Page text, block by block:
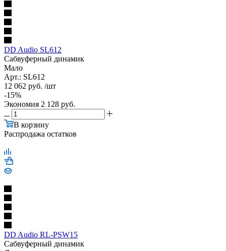
DD Audio SL612
Сабвуферный динамик
Мало
Арт.: SL612
12 062 руб. /шт
-15%
Экономия 2 128 руб.
В корзину
Распродажа остатков
DD Audio RL-PSW15
Сабвуферный динамик